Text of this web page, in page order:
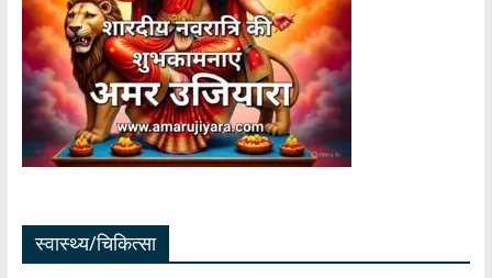
स्वास्थ्य/चिकित्सा